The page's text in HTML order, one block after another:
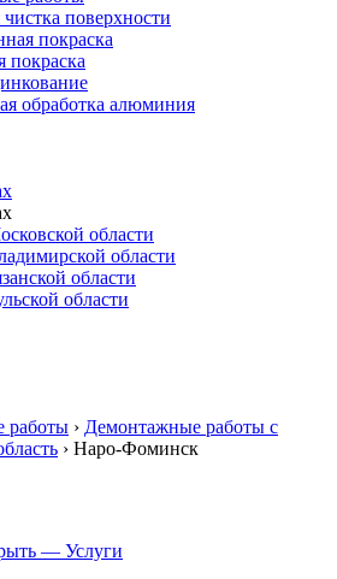
поверхности
покраска
покраска
обработка алюминия
области
области
области
области
работы › Демонтажные работы с
› Наро-Фоминск
— Услуги